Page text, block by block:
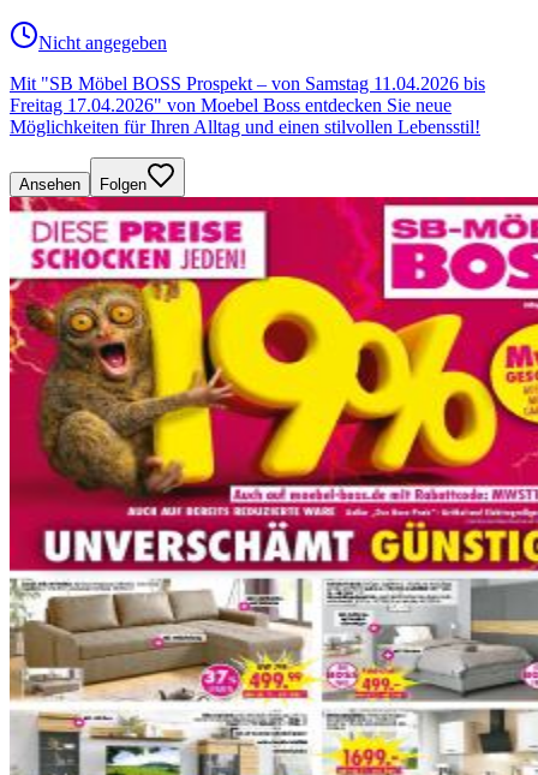
Nicht angegeben
Mit "SB Möbel BOSS Prospekt – von Samstag 11.04.2026 bis
Freitag 17.04.2026" von Moebel Boss entdecken Sie neue
Möglichkeiten für Ihren Alltag und einen stilvollen Lebensstil!
Ansehen Folgen